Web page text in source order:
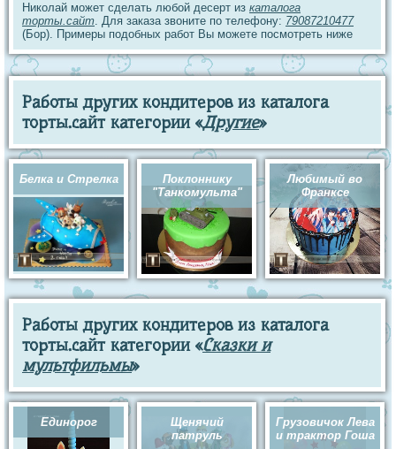
Николай может сделать любой десерт из каталога
торты.сайт. Для заказа звоните по телефону: 79087210477
(Бор). Примеры подобных работ Вы можете посмотреть ниже
Работы других кондитеров из каталога
торты.сайт категории «Другие»
Белка и Стрелка
Поклоннику
"Танкомульта"
Любимый во
Франксе
Работы других кондитеров из каталога
торты.сайт категории «Сказки и
мультфильмы»
Единорог
Щенячий
патруль
Грузовичок Лева
и трактор Гоша